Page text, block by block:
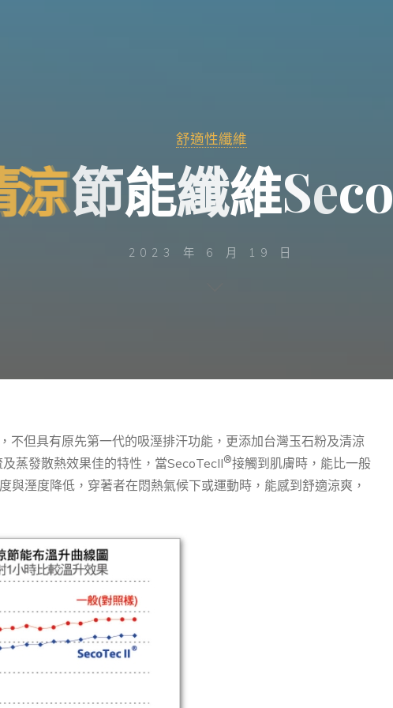
舒適性纖維
涼
涼節能纖維Seco
2023 年 6 月 19 日
不但具有原先第一代的吸溼排汗功能，更添加台灣玉石粉及清涼
蒸發散熱效果佳的特性，當SecoTecII®接觸到肌膚時，能比一般
與溼度降低，穿著者在悶熱氣候下或運動時，能感到舒適涼爽，